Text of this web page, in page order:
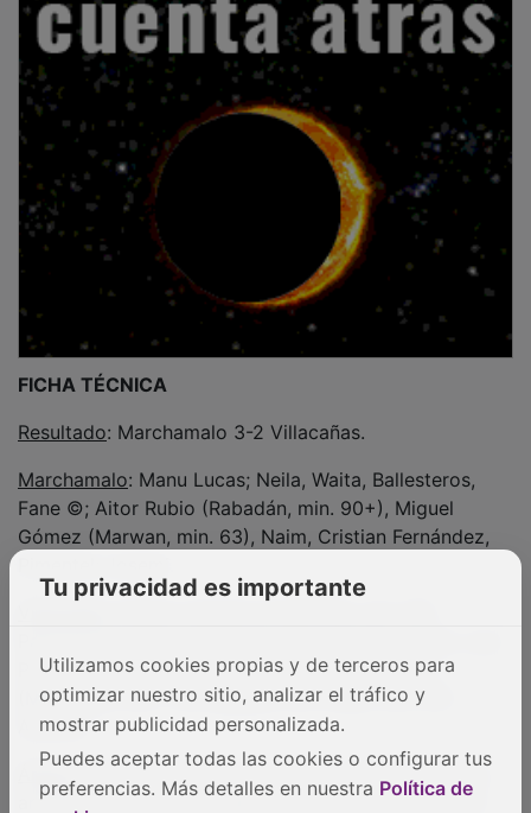
FICHA TÉCNICA
Fane ©; Aitor Rubio (Rabadán, min. 90+), Miguel
Gómez (Marwan, min. 63), Naim, Cristian Fernández,
Pimentel; Josemi.
Villacañas: Ángel; Colastra (Cañadilla, min. 87),
Prados; Carlos, Conte (Francesc, min. 61); Erik
(Mamadou, min. 73), Madalín (Lin Chao, min. 87),
Antonio.
Árbitro: Alexis Sánchez de la Nieta. Mostró cartulina
amarilla a Aitor Rubio (Marchamalo) y a Luis Prados.
Tu privacidad es importante
Utilizamos cookies propias y de terceros para
optimizar nuestro sitio, analizar el tráfico y
mostrar publicidad personalizada.
Puedes aceptar todas las cookies o configurar tus
preferencias. Más detalles en nuestra Política de